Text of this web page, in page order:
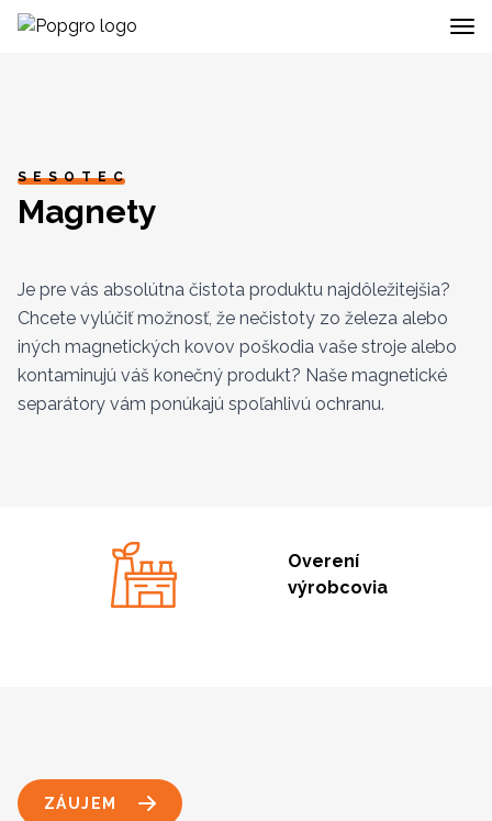
SESOTEC
Magnety
Je pre vás absolútna čistota produktu najdôležitejšia?
Chcete vylúčiť možnosť, že nečistoty zo železa alebo
iných magnetických kovov poškodia vaše stroje alebo
kontaminujú váš konečný produkt? Naše magnetické
separátory vám ponúkajú spoľahlivú ochranu.
Overení
výrobcovia
ZÁUJEM